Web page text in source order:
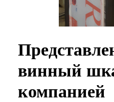
винный
компанией